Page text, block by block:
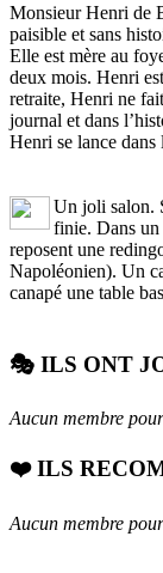
Monsieur Henri de
paisible et sans
Elle est mère au
deux mois. Henri
retraite, Henri ne
journal et dans
Henri se lance
Un joli salon.
finie. Dans un
reposent une
Napoléonien). Un
canapé une table
🎭 ILS ONT
Aucun membre
❤️ ILS
Aucun membre